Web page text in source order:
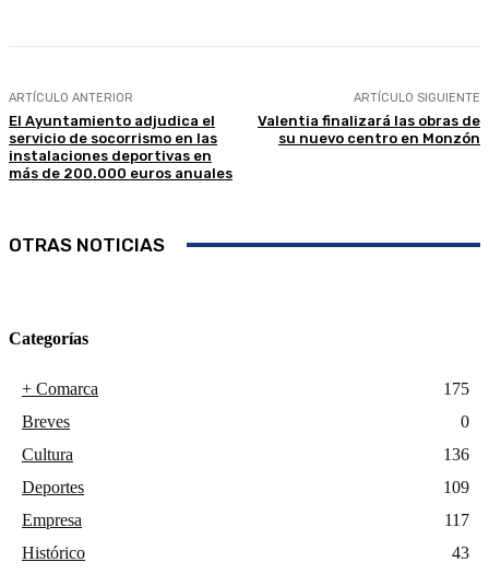
ARTÍCULO ANTERIOR
El Ayuntamiento adjudica el
servicio de socorrismo en las
instalaciones deportivas en
más de 200.000 euros anuales
ARTÍCULO SIGUIENTE
Valentia finalizará las obras de
su nuevo centro en Monzón
OTRAS NOTICIAS
Categorías
+ Comarca
175
Breves
0
Cultura
136
Deportes
109
Empresa
117
Histórico
43